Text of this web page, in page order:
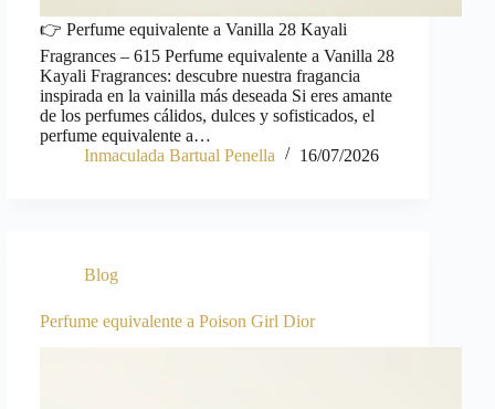
👉 Perfume equivalente a Vanilla 28 Kayali
Fragrances – 615 Perfume equivalente a Vanilla 28
Kayali Fragrances: descubre nuestra fragancia
inspirada en la vainilla más deseada Si eres amante
de los perfumes cálidos, dulces y sofisticados, el
perfume equivalente a…
Inmaculada Bartual Penella
16/07/2026
Blog
Perfume equivalente a Poison Girl Dior